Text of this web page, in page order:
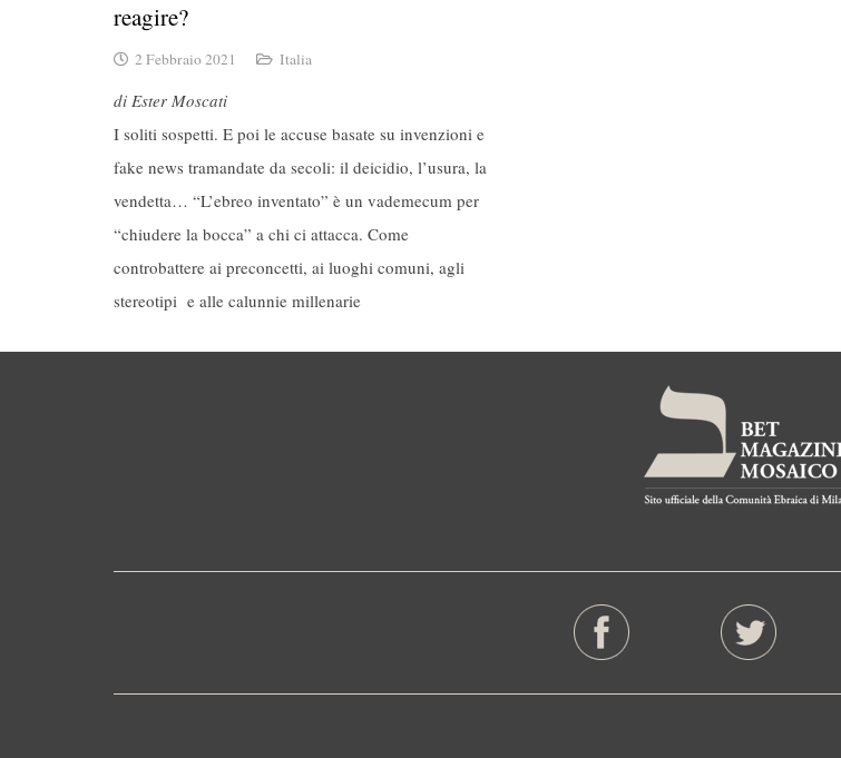
reagire?
2 Febbraio 2021 Italia
di Ester Moscati
I soliti sospetti. E poi le accuse basate su invenzioni e
fake news tramandate da secoli: il deicidio, l’usura, la
vendetta… “L’ebreo inventato” è un vademecum per
“chiudere la bocca” a chi ci attacca. Come
controbattere ai preconcetti, ai luoghi comuni, agli
stereotipi e alle calunnie millenarie